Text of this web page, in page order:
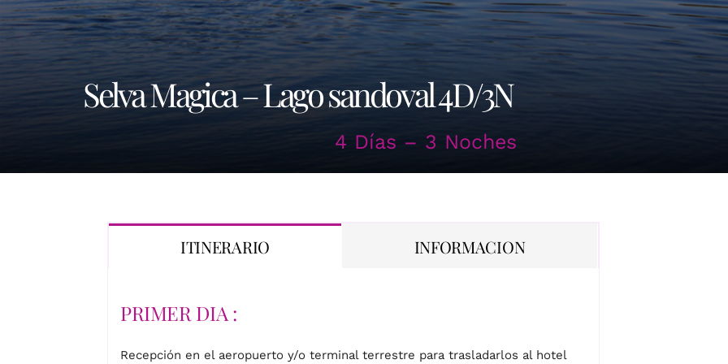
Selva Magica – Lago sandoval 4D/3N
4 Días – 3 Noches
ITINERARIO INFORMACION
PRIMER DIA :
Recepción en el aeropuerto y/o terminal terrestre para trasladarlos al hotel